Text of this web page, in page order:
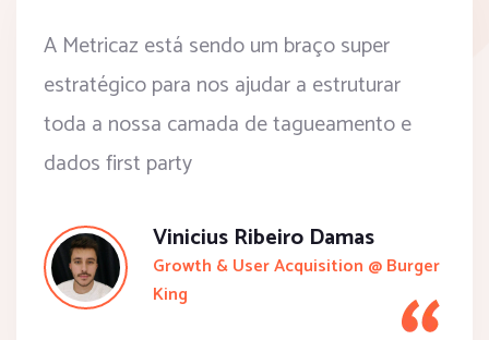
A Metricaz está sendo um braço super
estratégico para nos ajudar a estruturar
toda a nossa camada de tagueamento e
dados first party
Vinicius Ribeiro Damas
Growth & User Acquisition @ Burger
King